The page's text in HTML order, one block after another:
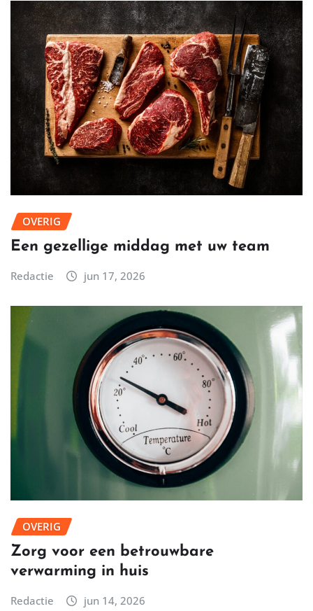
OVERIG
Een gezellige middag met uw team
Redactie jun 17, 2026
OVERIG
Zorg voor een betrouwbare
verwarming in huis
Redactie jun 14, 2026